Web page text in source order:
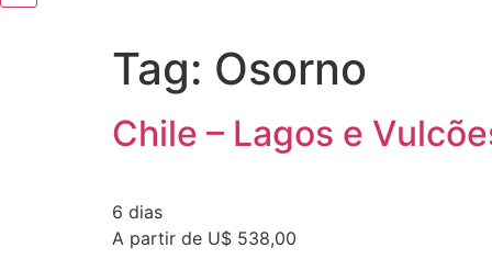
Tag: Osorno
Chile – Lagos e
6 dias
A partir de U$ 538,00